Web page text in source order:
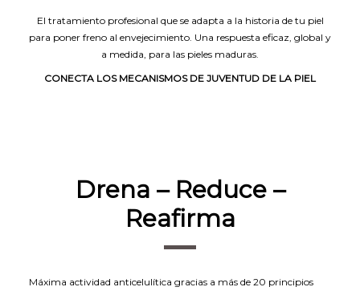
El tratamiento profesional que se adapta a la historia de tu piel
para poner freno al envejecimiento. Una respuesta eficaz, global y
a medida, para las pieles maduras.
CONECTA LOS MECANISMOS DE JUVENTUD DE LA PIEL
Drena – Reduce –
Reafirma
Máxima actividad anticelulítica gracias a más de 20 principios